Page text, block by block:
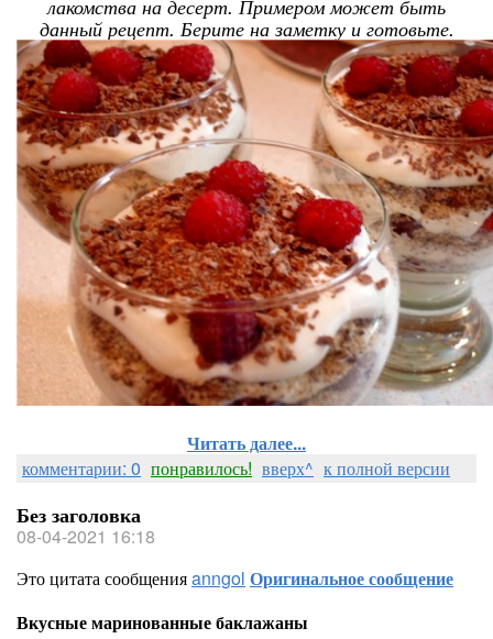
лакомства на десерт. Примером может быть
данный рецепт. Берите на заметку и готовьте.
Читать далее...
комментарии: 0 понравилось! вверх^ к полной версии
Без заголовка
08-04-2021 16:18
Это цитата сообщенияanngol Оригинальное сообщение
Вкусные маринованные баклажаны